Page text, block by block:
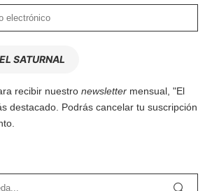
EL SATURNAL
recibir nuestro newsletter mensual, "El
destacado. Podrás cancelar tu suscripción